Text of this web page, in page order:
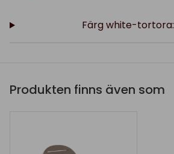
Färg white-tortora:
Produkten finns även som